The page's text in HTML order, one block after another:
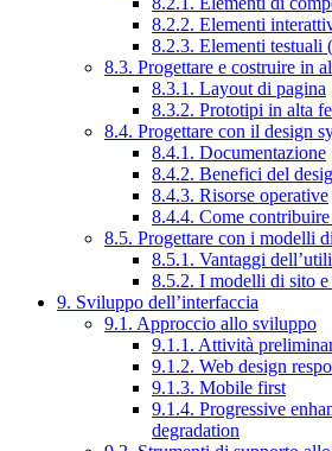
8.2.2. Elementi
8.2.3. Elementi testuali
8.3. Progettare e costruire in
8.3.1. Layout di pagina
8.3.2. Prototipi in alta
8.4. Progettare con il design
8.4.1. Documentazione
8.4.2. Benefici del
8.4.3. Risorse operative
8.4.4. Come
8.5. Progettare con i modelli
8.5.1. Vantaggi
8.5.2. I modelli di sito
9. Sviluppo dell’interfaccia
9.1. Approccio allo sviluppo
9.1.1. Attività
9.1.2. Web design
9.1.3. Mobile first
9.1.4. Progressive
degradation